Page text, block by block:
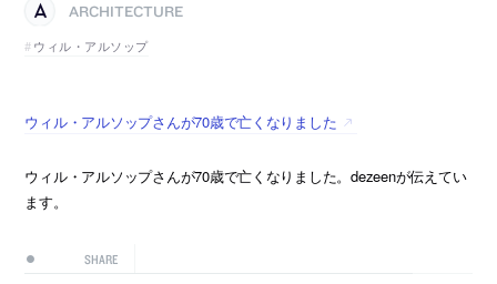
ARCHITECTURE
ウィル・アルソップ
ウィル・アルソップさんが70歳で亡くなりました
ウィル・アルソップさんが70歳で亡くなりました。dezeenが伝えてい
ます。
SHARE